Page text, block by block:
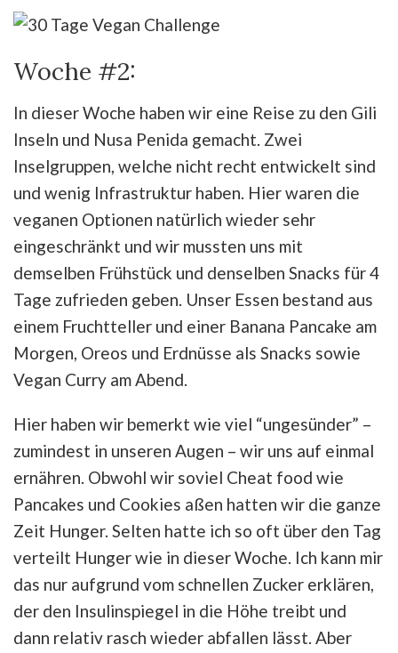
Woche #2:
In dieser Woche haben wir eine Reise zu den Gili
Inseln und Nusa Penida gemacht. Zwei
Inselgruppen, welche nicht recht entwickelt sind
und wenig Infrastruktur haben. Hier waren die
veganen Optionen natürlich wieder sehr
eingeschränkt und wir mussten uns mit
demselben Frühstück und denselben Snacks für 4
Tage zufrieden geben. Unser Essen bestand aus
einem Fruchtteller und einer Banana Pancake am
Morgen, Oreos und Erdnüsse als Snacks sowie
Vegan Curry am Abend.
Hier haben wir bemerkt wie viel “ungesünder” –
zumindest in unseren Augen – wir uns auf einmal
ernähren. Obwohl wir soviel Cheat food wie
Pancakes und Cookies aßen hatten wir die ganze
Zeit Hunger. Selten hatte ich so oft über den Tag
verteilt Hunger wie in dieser Woche. Ich kann mir
das nur aufgrund vom schnellen Zucker erklären,
der den Insulinspiegel in die Höhe treibt und
dann relativ rasch wieder abfallen lässt. Aber